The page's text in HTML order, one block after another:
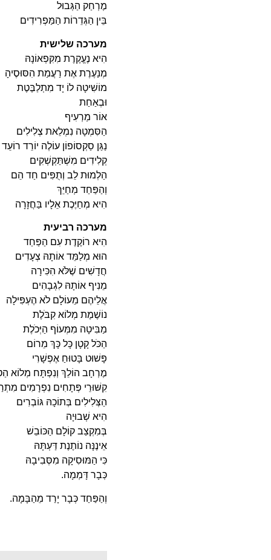
מֶרְחַק הַגְּבוּל
בֵּין הַגְּדֵרוֹת הַמַּפְרִידִים
מערכה שלישית
הִיא נֶעֱקֶרֶת מִקִּפְאוֹנָהּ
מְנַעֶרֶת אֶת רַעֲמַת הִסּוּסֶיהָ
מוֹשִׁיטָה לוֹ יָד מִתְלַבֶּטֶת
וּבְאַחַת
אוֹר מַרְעִיף
הַסִּמְטָה נִמְלֵאת צְלִילִים
נַגַּן סַקְסוֹפוֹן עוֹלֶה יוֹרֵד
קְלִידִים מִשְׁתַּקְשְׁקִים
הַלְמוּת לֵב וְתֻפִּים חַד הֵם
וְהַפַּחַד מְחַיֵּךְ
הִיא מְחַיֶּכֶת אֵלָיו בַּחֲזָרָה
מערכה רביעית
הִיא רוֹקֶדֶת עִם הַפַּחַד
הוּא מְלַמֵּד אוֹתָהּ צְעָדִים
חֲדָשִׁים שֶׁלֹּא הִכִּירָה
מֵנִיף אוֹתָהּ לִגְבָהִים
אֲלֵיהֶם מֵעוֹלָם לֹא הֶעְפִּילָה
נוֹשֶׁמֶת מְלוֹא קִבֹּלֶת
מַבִּיטָה מִמְּעוֹף הַיְּכֹלֶת
הַכֹּל קָטָן כָּל כָּךְ מֵרוֹם
פָּשׁוּט בָּטוּחַ אֶפְשָׁרִי
מֶרְחָב הוֹלֵךְ וְנִפְתָּח מְלוֹא
קִשּׁוּרֵי פְּתָחִים נִפְרָמִים
הַצְּלִילִים בְּתוֹכָהּ גּוֹבְרִים
הִיא שְׁבוּיָה
בְּמִקְצַב קוֹלָם הַכּוֹבֵשׁ
אֵינֶנָּה נוֹתֶנֶת דַּעְתָּהּ
כִּי הַמּוּסִיקָה מִסְּבִיבָהּ
כְּבָר דָּמְמָה.
וְהַפַּחַד כְּבָר יָרַד מֵהַבָּמָה.